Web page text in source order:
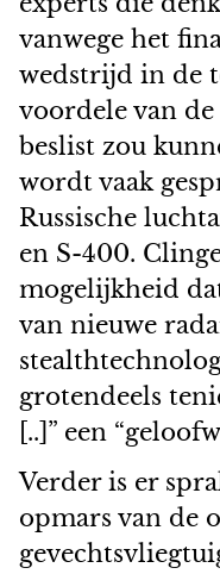
vanwege het
wedstrijd in de
voordele van de
beslist zou
wordt vaak
Russische
en S-400.
mogelijkheid
van nieuwe
grotendeels
[..]” een
Verder is er
opmars van de